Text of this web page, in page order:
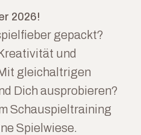
2026!
gepackt?
und
gleichaltrigen
Dich ausprobieren?
Schauspieltraining
Spielwiese.